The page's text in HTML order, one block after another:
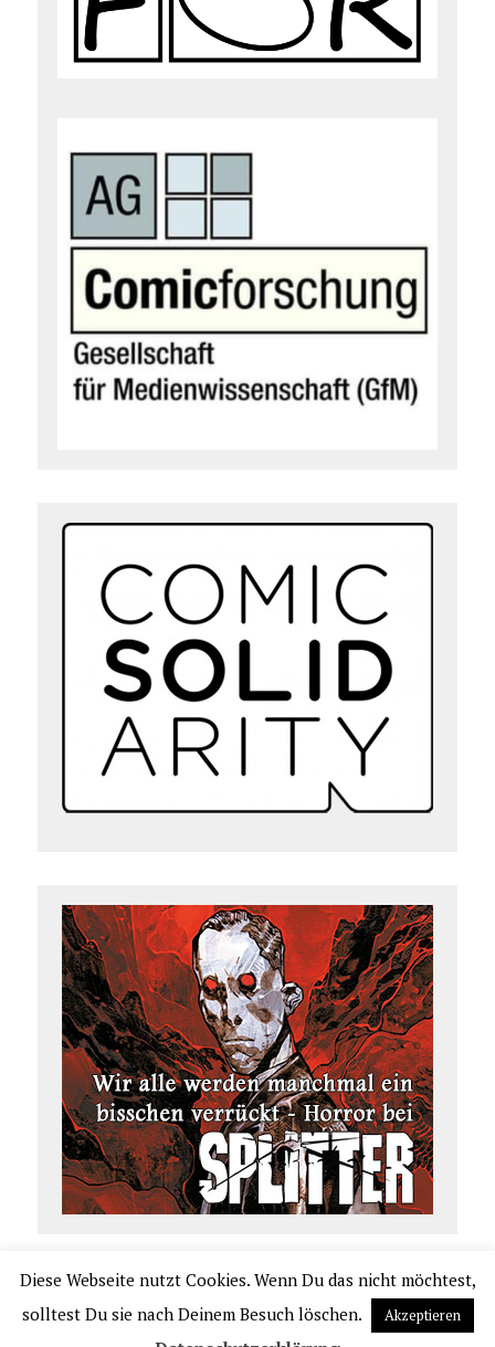
COPYRIGHT 2026 | COMIC.DE
VERLAGSAUSLIEFERUNG UND VER
Diese Webseite nutzt Cookies. Wenn Du das nicht möchtest,
solltest Du sie nach Deinem Besuch löschen.
Akzeptieren